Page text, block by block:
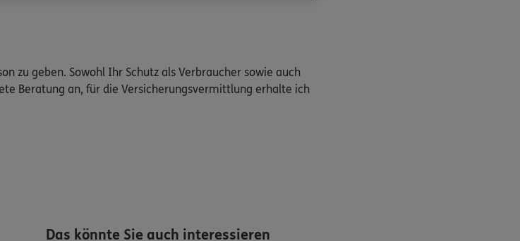
zu geben. Sowohl Ihr Schutz als Verbraucher sowie auch
Beratung an, für die Versicherungsvermittlung erhalte ich
Das könnte Sie auch interessieren